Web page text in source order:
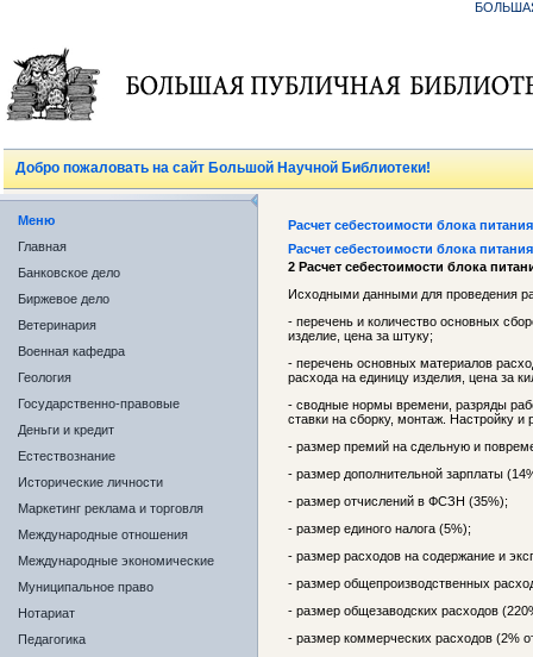
Добро пожаловать на сайт Большой Научной Библиотеки!
Меню
Главная
Банковское дело
Биржевое дело
Ветеринария
Военная кафедра
Геология
Государственно-правовые
Деньги и кредит
Естествознание
Исторические личности
Маркетинг реклама и торговля
Международные отношения
Международные экономические
Муниципальное право
Нотариат
Педагогика
Расчет себестоимости блока
Расчет себестоимости блока
2 Расчет себестоимости блока
Исходными данными для проведения
- перечень и количество основных
изделие, цена за штуку;
- перечень основных материалов
расхода на единицу изделия, цена за
- сводные нормы времени, разряды
ставки на сборку, монтаж. Настройку и
- размер премий на сдельную и
- размер дополнительной зарплаты
- размер отчислений в ФСЗН (35%);
- размер единого налога (5%);
- размер расходов на содержание и
- размер общепроизводственных
- размер общезаводских расходов
- размер коммерческих расходов (2%